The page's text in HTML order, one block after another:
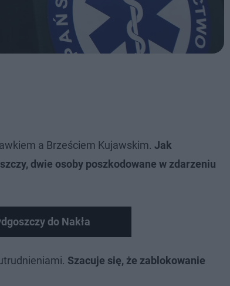
a Brześciem Kujawskim. Jak
dwie osoby poszkodowane w zdarzeniu
do Nakła
Szacuje się, że zablokowanie